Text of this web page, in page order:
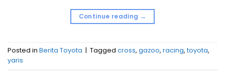
Continue reading →
Posted in Berita Toyota | Tagged cross, gazoo, racing, toyota,
yaris